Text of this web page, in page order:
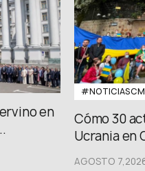
en
Cómo 30
Ucrania en
AGOSTO